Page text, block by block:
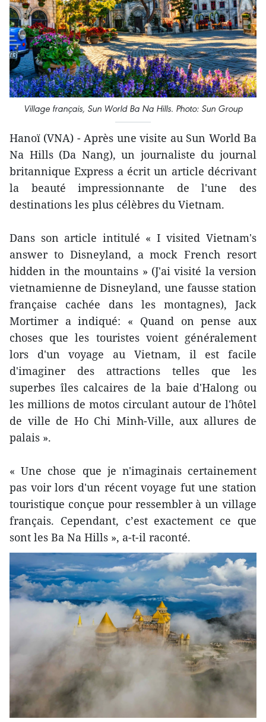
Village français, Sun World Ba Na Hills. Photo: Sun Group
Hanoï (VNA) - Après une visite au Sun World Ba
Na Hills (Da Nang), un journaliste du journal
britannique Express a écrit un article décrivant
la beauté impressionnante de l'une des
destinations les plus célèbres du Vietnam.
Dans son article intitulé « I visited Vietnam's
answer to Disneyland, a mock French resort
hidden in the mountains » (J'ai visité la version
vietnamienne de Disneyland, une fausse station
française cachée dans les montagnes), Jack
Mortimer a indiqué: « Quand on pense aux
choses que les touristes voient généralement
lors d'un voyage au Vietnam, il est facile
d'imaginer des attractions telles que les
superbes îles calcaires de la baie d'Halong ou
les millions de motos circulant autour de l'hôtel
de ville de Ho Chi Minh-Ville, aux allures de
palais ».
« Une chose que je n'imaginais certainement
pas voir lors d'un récent voyage fut une station
touristique conçue pour ressembler à un village
français. Cependant, c’est exactement ce que
sont les Ba Na Hills », a-t-il raconté.